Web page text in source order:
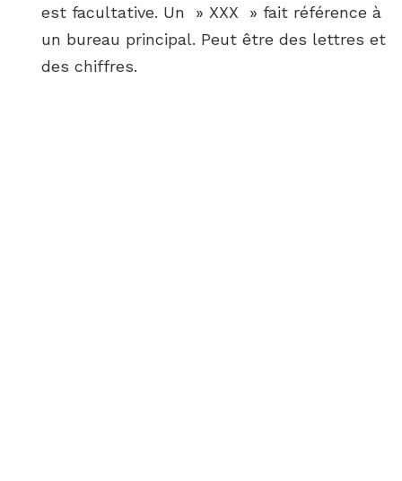
est facultative. Un » XXX » fait référence à
un bureau principal. Peut être des lettres et
des chiffres.